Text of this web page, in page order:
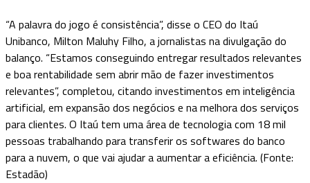
“A palavra do jogo é consistência”, disse o CEO do Itaú
Unibanco, Milton Maluhy Filho, a jornalistas na divulgação do
balanço. “Estamos conseguindo entregar resultados relevantes
e boa rentabilidade sem abrir mão de fazer investimentos
relevantes”, completou, citando investimentos em inteligência
artificial, em expansão dos negócios e na melhora dos serviços
para clientes. O Itaú tem uma área de tecnologia com 18 mil
pessoas trabalhando para transferir os softwares do banco
para a nuvem, o que vai ajudar a aumentar a eficiência. (Fonte:
Estadão)